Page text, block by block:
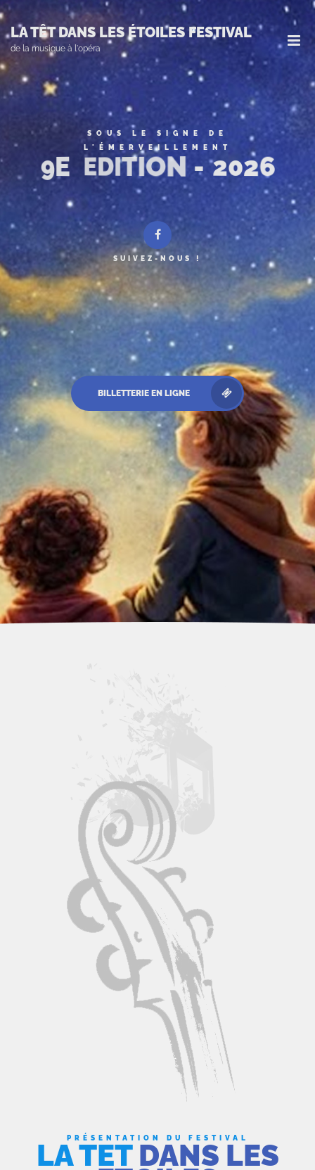
Skip
to
main
content
LA TÊT DANS LES ÉTOILES FESTIVAL
de la musique à l'opéra
SOUS LE SIGNE DE
L'ÉMERVEILLEMENT
SUIVEZ-NOUS !
BILLETTERIE EN LIGNE
PRÉSENTATION DU FESTIVAL
LA TETDANS LES